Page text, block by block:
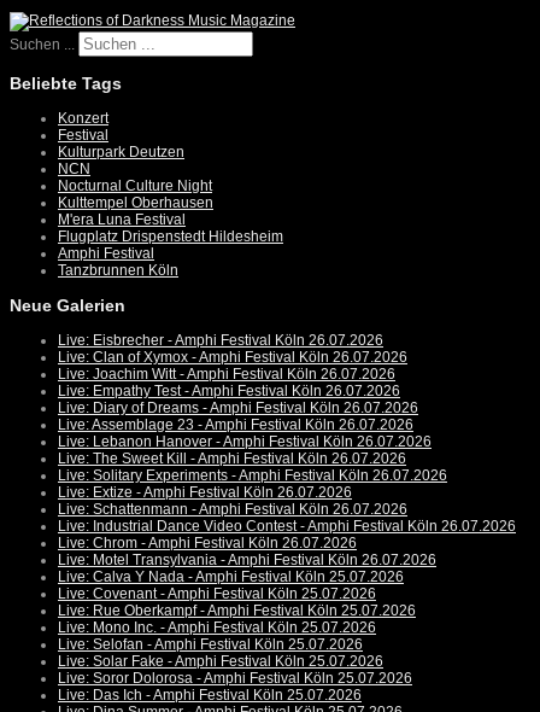
Suchen ...
Beliebte Tags
Konzert
Festival
Kulturpark Deutzen
NCN
Nocturnal Culture Night
Kulttempel Oberhausen
M'era Luna Festival
Flugplatz Drispenstedt Hildesheim
Amphi Festival
Tanzbrunnen Köln
Neue Galerien
Live: Eisbrecher - Amphi Festival Köln 26.07.2026
Live: Clan of Xymox - Amphi Festival Köln 26.07.2026
Live: Joachim Witt - Amphi Festival Köln 26.07.2026
Live: Empathy Test - Amphi Festival Köln 26.07.2026
Live: Diary of Dreams - Amphi Festival Köln 26.07.2026
Live: Assemblage 23 - Amphi Festival Köln 26.07.2026
Live: Lebanon Hanover - Amphi Festival Köln 26.07.2026
Live: The Sweet Kill - Amphi Festival Köln 26.07.2026
Live: Solitary Experiments - Amphi Festival Köln 26.07.2026
Live: Extize - Amphi Festival Köln 26.07.2026
Live: Schattenmann - Amphi Festival Köln 26.07.2026
Live: Industrial Dance Video Contest - Amphi Festival Köln 26.07.2026
Live: Chrom - Amphi Festival Köln 26.07.2026
Live: Motel Transylvania - Amphi Festival Köln 26.07.2026
Live: Calva Y Nada - Amphi Festival Köln 25.07.2026
Live: Covenant - Amphi Festival Köln 25.07.2026
Live: Rue Oberkampf - Amphi Festival Köln 25.07.2026
Live: Mono Inc. - Amphi Festival Köln 25.07.2026
Live: Selofan - Amphi Festival Köln 25.07.2026
Live: Solar Fake - Amphi Festival Köln 25.07.2026
Live: Soror Dolorosa - Amphi Festival Köln 25.07.2026
Live: Das Ich - Amphi Festival Köln 25.07.2026